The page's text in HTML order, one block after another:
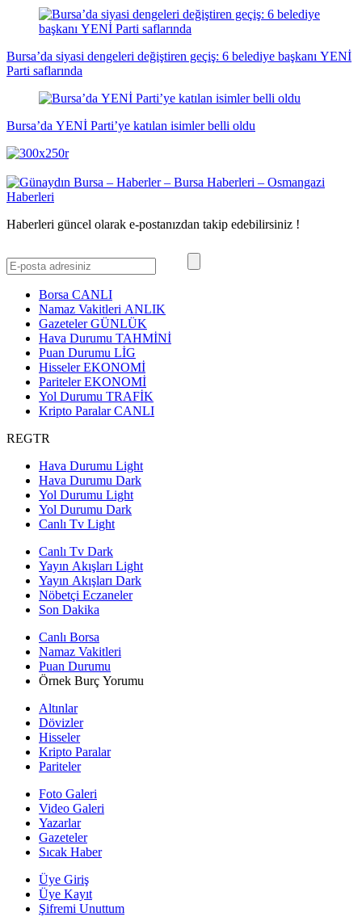
Bursa’da siyasi dengeleri değiştiren geçiş: 6 belediye başkanı YENİ
Parti saflarında
Bursa’da YENİ Parti’ye katılan isimler belli oldu
Haberleri güncel olarak e-postanızdan takip edebilirsiniz !
Borsa CANLI
Namaz Vakitleri ANLIK
GazetelerGÜNLÜK
Hava Durumu TAHMİNİ
Puan Durumu LİG
HisselerEKONOMİ
ParitelerEKONOMİ
Yol Durumu TRAFİK
Kripto ParalarCANLI
REGTR
Hava Durumu Light
Hava Durumu Dark
Yol Durumu Light
Yol Durumu Dark
Canlı Tv Light
Canlı Tv Dark
Yayın Akışları Light
Yayın Akışları Dark
Nöbetçi Eczaneler
Son Dakika
Canlı Borsa
Namaz Vakitleri
Puan Durumu
Örnek Burç Yorumu
Altınlar
Dövizler
Hisseler
Kripto Paralar
Pariteler
Foto Galeri
Video Galeri
Yazarlar
Gazeteler
Sıcak Haber
Üye Giriş
Üye Kayıt
Şifremi Unuttum